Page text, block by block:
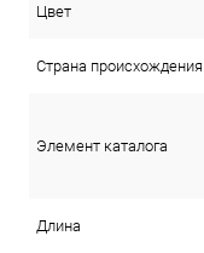
Цвет
Страна происхождения
Элемент каталога
Длина